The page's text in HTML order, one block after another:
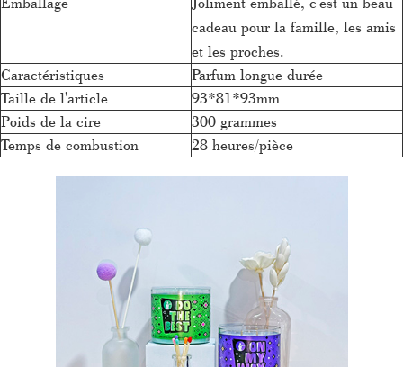
cadeau pour la famille, les amis
et les proches.
Caractéristiques
Parfum longue durée
Taille de l'article
93*81*93mm
Poids de la cire
300 grammes
Temps de combustion
28 heures/pièce